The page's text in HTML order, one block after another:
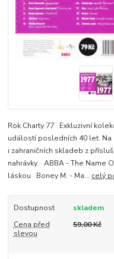
Rok Charty 77 Exkluzivní
událostí posledních 40 let. Na
i zahraničních skladeb z
nahrávky. ABBA - The Name
láskou Boney M. - Ma... celý
Dostupnost
skladem
Cena před
slevou
59,00 Kč